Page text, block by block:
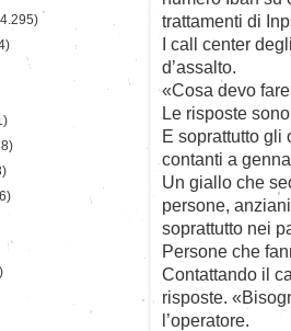
trattamenti di
I call center
d’assalto.
«Cosa devo
Le risposte
E soprattutto gli
contanti a
Un giallo che
persone,
soprattutto nei
Persone che
Contattando il
risposte.
l’operatore.